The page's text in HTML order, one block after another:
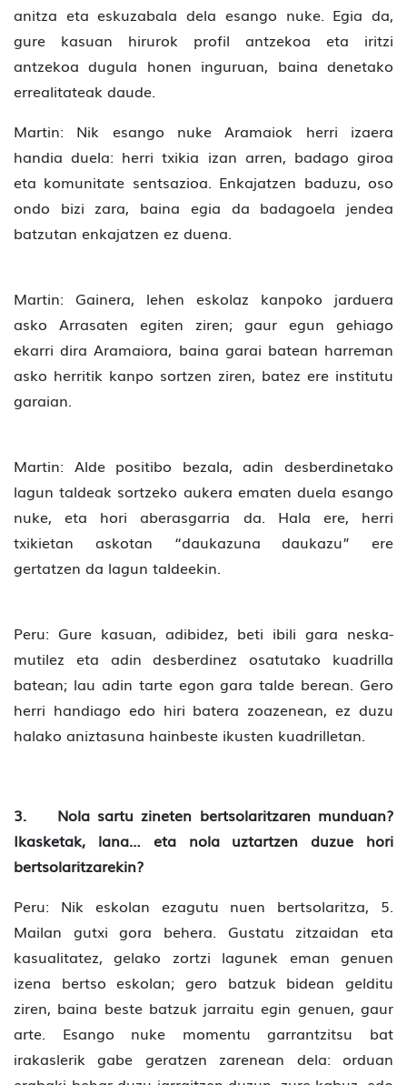
anitza eta eskuzabala dela esango nuke. Egia da,
gure kasuan hirurok profil antzekoa eta iritzi
antzekoa dugula honen inguruan, baina denetako
errealitateak daude.
Martin: Nik esango nuke Aramaiok herri izaera
handia duela: herri txikia izan arren, badago giroa
eta komunitate sentsazioa. Enkajatzen baduzu, oso
ondo bizi zara, baina egia da badagoela jendea
batzutan enkajatzen ez duena.
Martin: Gainera, lehen eskolaz kanpoko jarduera
asko Arrasaten egiten ziren; gaur egun gehiago
ekarri dira Aramaiora, baina garai batean harreman
asko herritik kanpo sortzen ziren, batez ere institutu
garaian.
Martin: Alde positibo bezala, adin desberdinetako
lagun taldeak sortzeko aukera ematen duela esango
nuke, eta hori aberasgarria da. Hala ere, herri
txikietan askotan “daukazuna daukazu” ere
gertatzen da lagun taldeekin.
Peru: Gure kasuan, adibidez, beti ibili gara neska-
mutilez eta adin desberdinez osatutako kuadrilla
batean; lau adin tarte egon gara talde berean. Gero
herri handiago edo hiri batera zoazenean, ez duzu
halako aniztasuna hainbeste ikusten kuadrilletan.
3. Nola sartu zineten bertsolaritzaren munduan?
Ikasketak, lana… eta nola uztartzen duzue hori
bertsolaritzarekin?
Peru: Nik eskolan ezagutu nuen bertsolaritza, 5.
Mailan gutxi gora behera. Gustatu zitzaidan eta
kasualitatez, gelako zortzi lagunek eman genuen
izena bertso eskolan; gero batzuk bidean gelditu
ziren, baina beste batzuk jarraitu egin genuen, gaur
arte. Esango nuke momentu garrantzitsu bat
irakaslerik gabe geratzen zarenean dela: orduan